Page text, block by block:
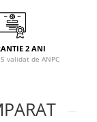
2 ANI
validat de ANPC